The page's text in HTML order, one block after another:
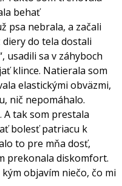
behať
psa nebrala, a začali
diery do tela dostali
usadili sa v záhyboch
klince. Natierala som
elastickými obväzmi,
nič nepomáhalo.
A tak som prestala
bolesť patriacu k
to pre mňa dosť,
prekonala diskomfort.
objavím niečo, čo mi